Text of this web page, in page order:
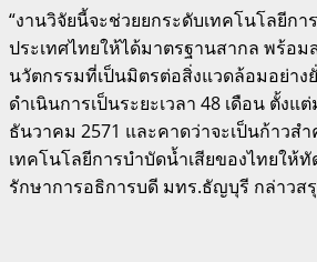
“งานวิจัยนี้จะช่วยยกระดับเทคโนโลยีกา
ประเทศไทยให้ได้มาตรฐานสากล พร้อม
นวัตกรรมที่เป็นมิตรต่อสิ่งแวดล้อมอย่าง
ดำเนินการเป็นระยะเวลา 48 เดือน ตั้งแ
ธันวาคม 2571 และคาดว่าจะเป็นก้าว
เทคโนโลยีการบำบัดน้ำเสียของไทยให้ทั
รักษาการอธิการบดี มทร.ธัญบุรี กล่าวส